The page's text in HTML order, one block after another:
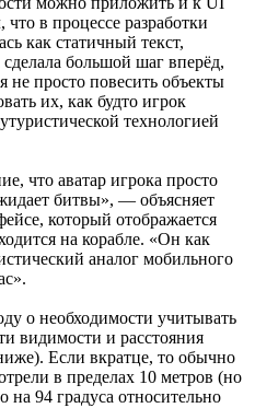
в процессе разработки
как статичный текст,
большой шаг вперёд,
не просто повесить объекты
их, как будто игрок
технологией
что аватар игрока просто
битвы», — объясняет
который отображается
на корабле. «Он как
аналог мобильного
о необходимости учитывать
видимости и расстояния
Если вкратце, то обычно
в пределах 10 метров (но
94 градуса относительно